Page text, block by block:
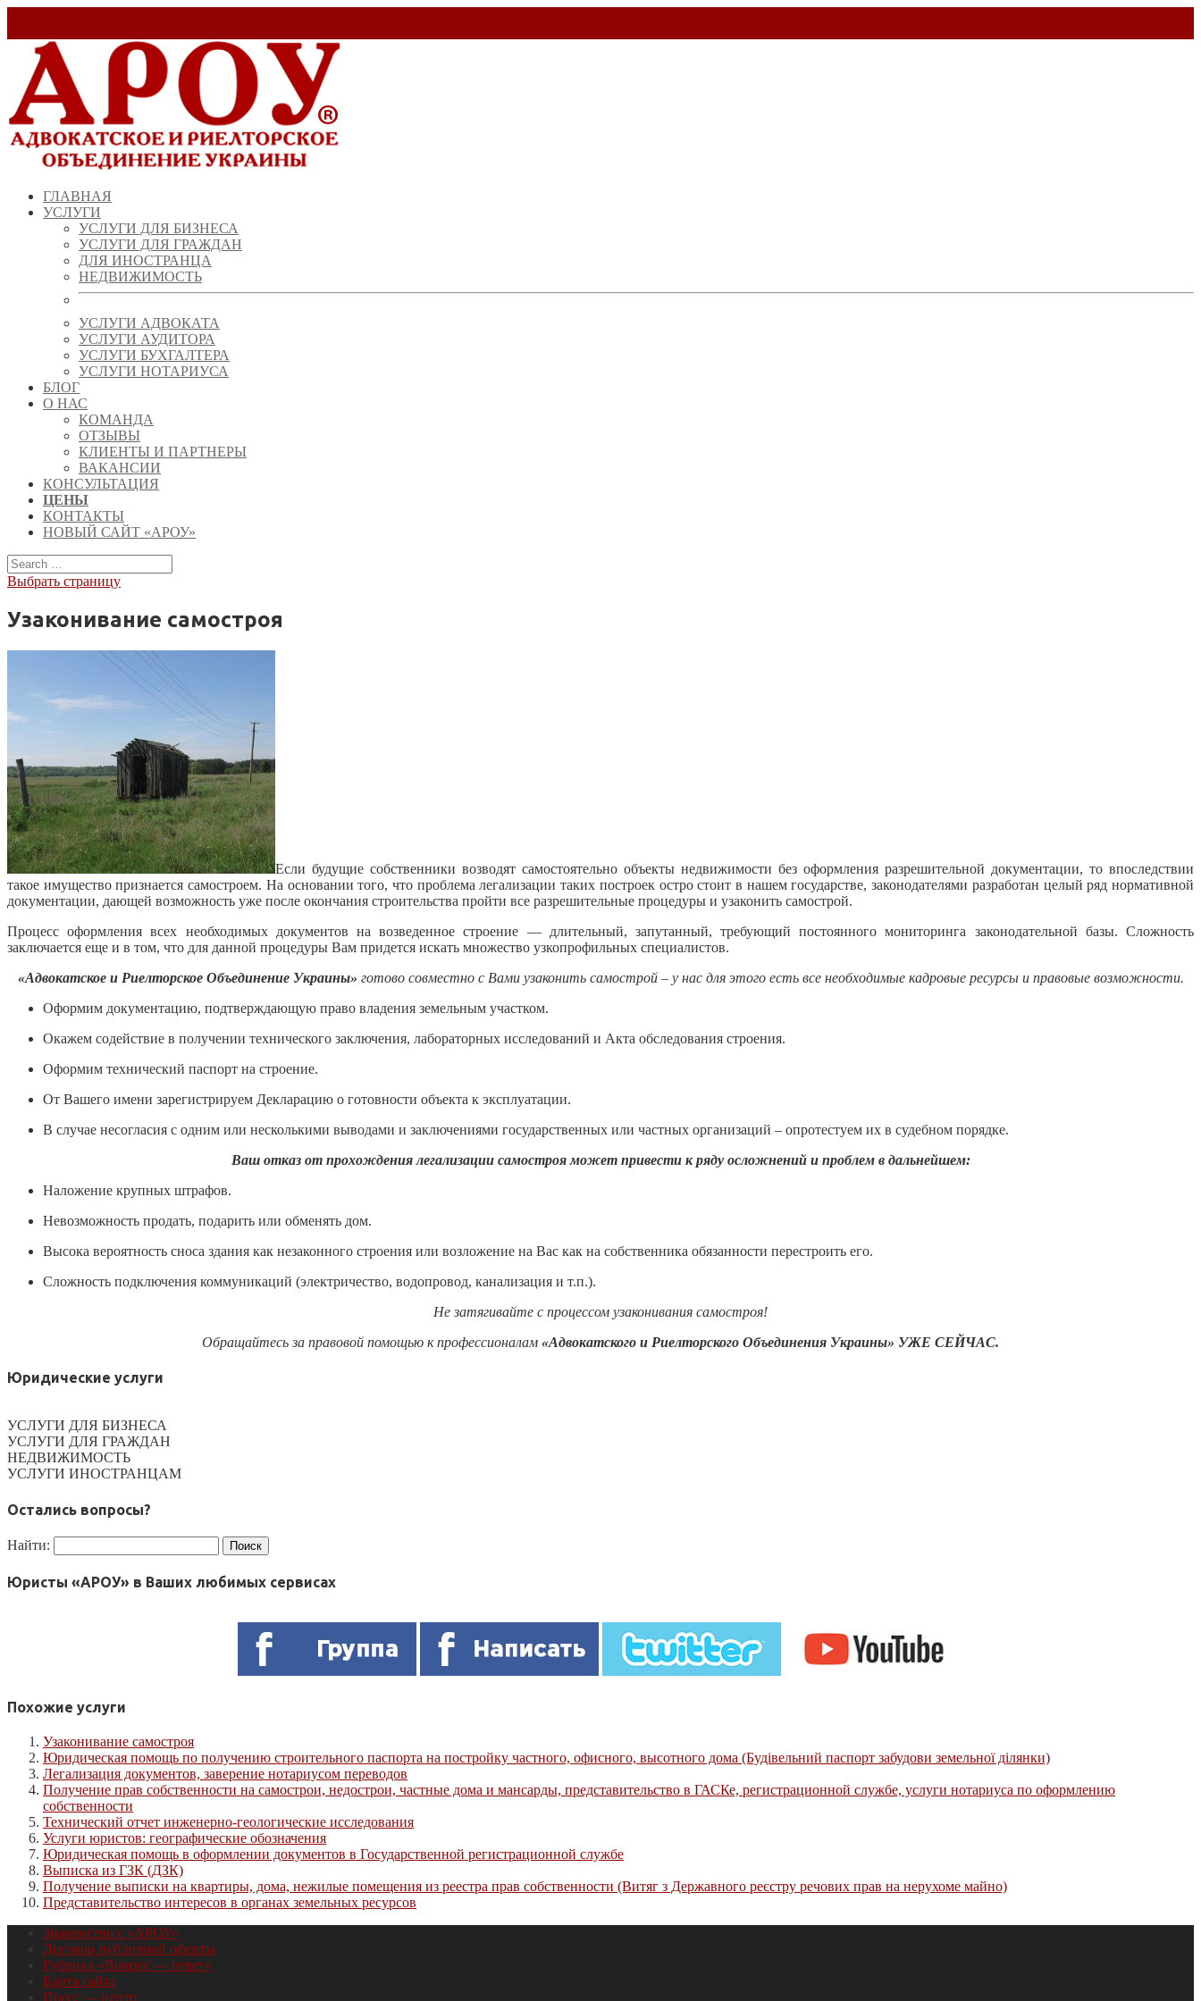
ГЛАВНАЯ
УСЛУГИ
УСЛУГИ ДЛЯ БИЗНЕСА
УСЛУГИ ДЛЯ ГРАЖДАН
ДЛЯ ИНОСТРАНЦА
НЕДВИЖИМОСТЬ
УСЛУГИ АДВОКАТА
УСЛУГИ АУДИТОРА
УСЛУГИ БУХГАЛТЕРА
УСЛУГИ НОТАРИУСА
БЛОГ
О НАС
КОМАНДА
ОТЗЫВЫ
КЛИЕНТЫ И ПАРТНЕРЫ
ВАКАНСИИ
КОНСУЛЬТАЦИЯ
ЦЕНЫ
КОНТАКТЫ
НОВЫЙ САЙТ «АРОУ»
Выбрать страницу
Узаконивание самостроя
Если будущие собственники возводят самостоятельно объекты недвижимости без оформления разрешительной документации, то впоследствии
такое имущество признается самостроем. На основании того, что проблема легализации таких построек остро стоит в нашем государстве, законодателями разработан целый ряд нормативной
документации, дающей возможность уже после окончания строительства пройти все разрешительные процедуры и узаконить самострой.
Процесс оформления всех необходимых документов на возведенное строение — длительный, запутанный, требующий постоянного мониторинга законодательной базы. Сложность
заключается еще и в том, что для данной процедуры Вам придется искать множество узкопрофильных специалистов.
«Адвокатское и Риелторское Объединение Украины» готово совместно с Вами узаконить самострой – у нас для этого есть все необходимые кадровые ресурсы и правовые возможности.
Оформим документацию, подтверждающую право владения земельным участком.
Окажем содействие в получении технического заключения, лабораторных исследований и Акта обследования строения.
Оформим технический паспорт на строение.
От Вашего имени зарегистрируем Декларацию о готовности объекта к экс­плуатации.
В случае несогласия с одним или несколькими выводами и заключениями государственных или частных организаций – опротестуем их в судебном порядке.
Ваш отказ от прохождения легализации самостроя может привести к ряду осложнений и проблем в дальнейшем:
Наложение крупных штрафов.
Невозможность продать, подарить или обменять дом.
Высока вероятность сноса здания как незаконного строения или возложение на Вас как на собственника обязанности перестроить его.
Сложность подключения коммуникаций (электричество, водопровод, канализация и т.п.).
Не затягивайте с процессом узаконивания самостроя!
Обращайтесь за правовой помощью к профессионалам «Адвокатского и Риелторского Объединения Украины» УЖЕ СЕЙЧАС.
Юридические услуги
УСЛУГИ ДЛЯ БИЗНЕСА
УСЛУГИ ДЛЯ ГРАЖДАН
НЕДВИЖИМОСТЬ
УСЛУГИ ИНОСТРАНЦАМ
Остались вопросы?
Найти:
Юристы «АРОУ» в Ваших любимых сервисах
Похожие услуги
Узаконивание самостроя
Юридическая помощь по получению строительного паспорта на постройку частного, офисного, высотного дома (Будівельний паспорт забудови земельної ділянки)
Легализация документов, заверение нотариусом переводов
Получение прав собственности на самострои, недострои, частные дома и мансарды, представительство в ГАСКе, регистрационной службе, услуги нотариуса по оформлению
собственности
Технический отчет инженерно-геологические исследования
Услуги юристов: географические обозначения
Юридическая помощь в оформлении документов в Государственной регистрационной службе
Выписка из ГЗК (ДЗК)
Получение выписки на квартиры, дома, нежилые помещения из реестра прав собственности (Витяг з Державного реєстру речових прав на нерухоме майно)
Представительство интересов в органах земельных ресурсов
Знакомство с «АРОУ»
Договор публичной оферты
Рубрика «Вопрос — ответ»
Карта сайта
Пресс — центр